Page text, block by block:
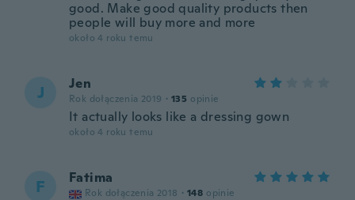
good. Make good quality products then
people will buy more and more
około 4 roku temu
J Jen
Rok dołączenia 2019 · 135 opinie
It actually looks like a dressing gown
około 4 roku temu
F Fatima
Rok dołączenia 2018 · 148 opinie